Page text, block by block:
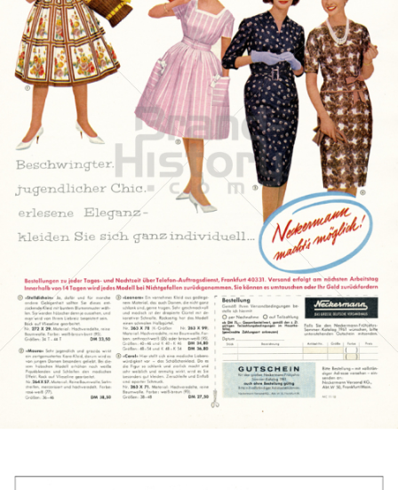
Neckermann Versand Neckermann Versand 1961